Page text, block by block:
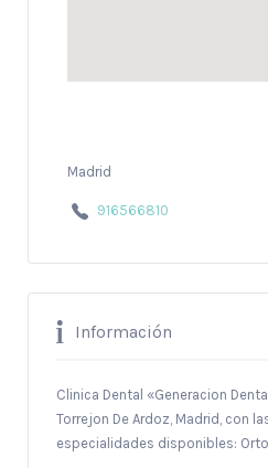
Madrid
916566810
Información
Clinica Dental «Generacion
Torrejon De Ardoz, Madrid, con
especialidades disponibles: